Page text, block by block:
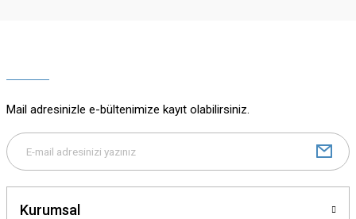
Mail adresinizle e-bültenimize kayıt olabilirsiniz.
Kurumsal